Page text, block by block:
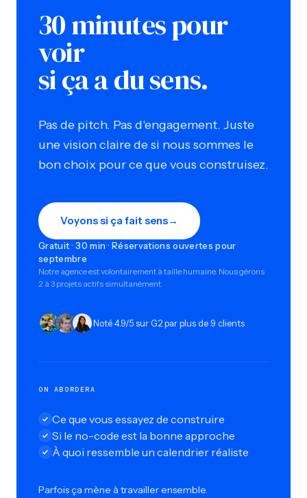
30 minutes pour
voir
si ça a du sens.
Pas de pitch. Pas d'engagement. Juste
une vision claire de si nous sommes le
bon choix pour ce que vous construisez.
Voyons si ça fait sens→
Gratuit · 30 min · Réservations ouvertes pour
septembre
Notre agence est volontairement à taille humaine. Nous gérons
2 à 3 projets actifs simultanément.
Noté 4.9/5 sur G2 par plus de 9 clients
ON ABORDERA
Ce que vous essayez de construire
Si le no-code est la bonne approche
À quoi ressemble un calendrier réaliste
Parfois ça mène à travailler ensemble.